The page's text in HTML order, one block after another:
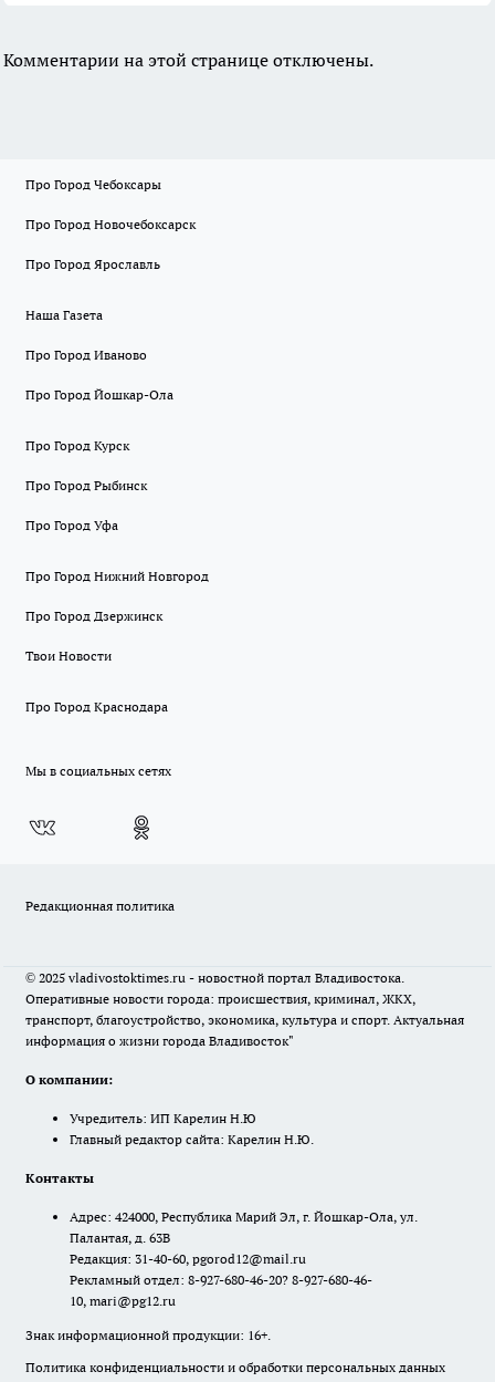
Комментарии на этой странице отключены.
Про Город Чебоксары
Про Город Новочебоксарск
Про Город Ярославль
Наша Газета
Про Город Иваново
Про Город Йошкар-Ола
Про Город Курск
Про Город Рыбинск
Про Город Уфа
Про Город Нижний Новгород
Про Город Дзержинск
Твои Новости
Про Город Краснодара
Мы в социальных сетях
Редакционная политика
© 2025 vladivostoktimes.ru - новостной портал Владивостока.
Оперативные новости города: происшествия, криминал, ЖКХ,
транспорт, благоустройство, экономика, культура и спорт. Актуальная
информация о жизни города Владивосток"
О компании:
Учредитель: ИП Карелин Н.Ю
Главный редактор сайта: Карелин Н.Ю.
Контакты
Адрес: 424000, Республика Марий Эл, г. Йошкар-Ола, ул.
Палантая, д. 63В
Редакция: 31-40-60, pgorod12@mail.ru
Рекламный отдел: 8-927-680-46-20? 8-927-680-46-
10, mari@pg12.ru
Знак информационной продукции: 16+.
Политика конфиденциальности и обработки персональных данных